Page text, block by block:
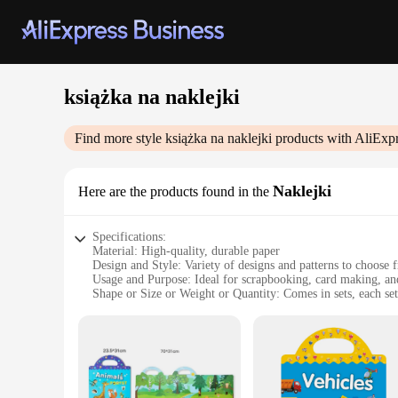
książka na naklejki
Find more style książka na naklejki products with
Here are the products found in the Naklejki
Specifications:
Material: High-quality, durable paper
Design and Style: Variety of designs and patterns to choose
Usage and Purpose: Ideal for scrapbooking, card making,
Shape or Size or Weight or Quantity: Comes in sets, each
Features:
**Unleash Creativity with książka na naklejki**
Discover the joy of unlimited creativity with książka na